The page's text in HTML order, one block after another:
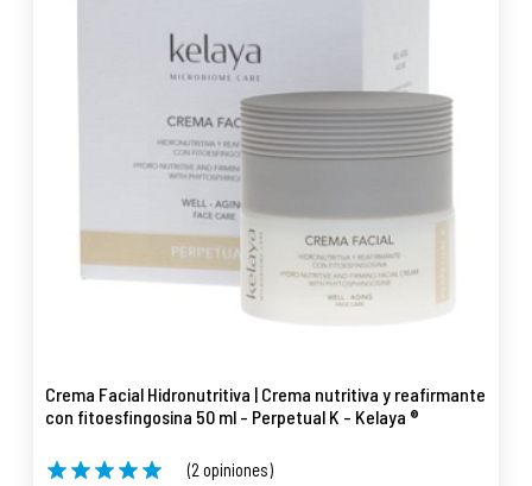
Crema Facial Hidronutritiva | Crema nutritiva y reafirmante
con fitoesfingosina 50 ml - Perpetual K - Kelaya ®
(2 opiniones)